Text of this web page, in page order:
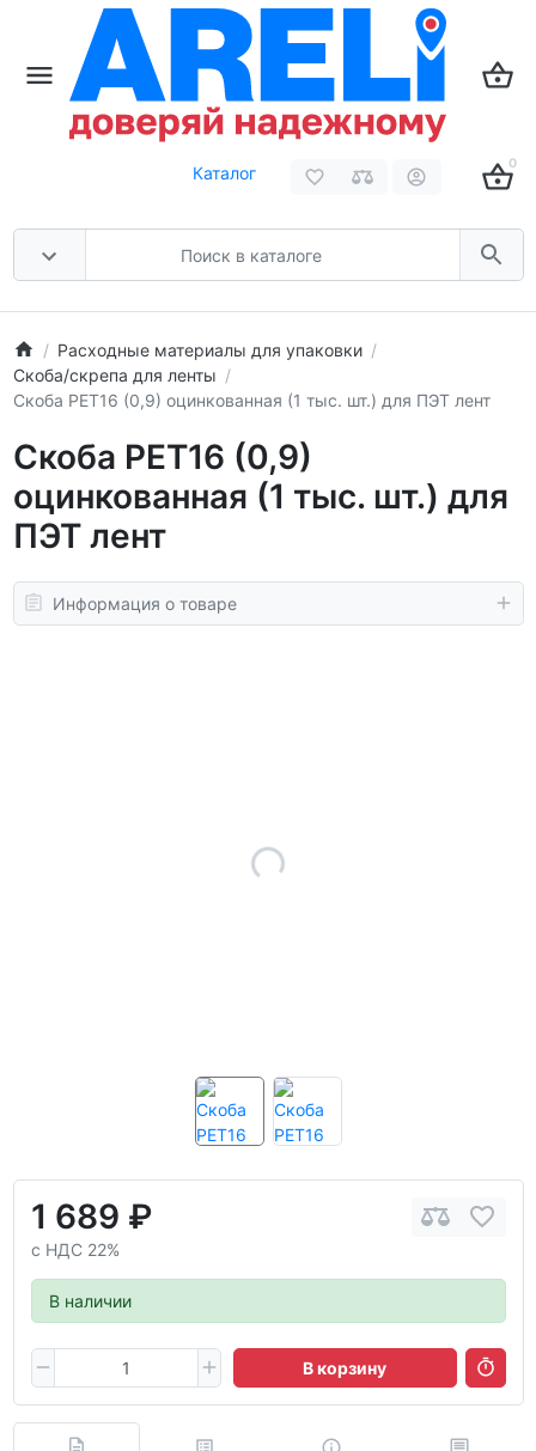
Каталог 0
Расходные материалы для упаковки
Скоба/скрепа для ленты
Скоба PET16 (0,9) оцинкованная (1 тыс. шт.) для ПЭТ лент
Скоба PET16 (0,9)
оцинкованная (1 тыс. шт.) для
ПЭТ лент
Информация о товаре
1 689 ₽
с НДС 22%
В наличии
В корзину